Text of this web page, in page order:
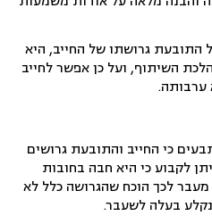
התובעת גרושתו של החייב, היא
השיתוף, ועל כן אפשר לחייב
ערבותה.
כי החייב והתובעת גרושים
לקבוע כי היא חבה בחובות
לכך הוכח שהגרושה כלל לא
בעלה לשעבר.